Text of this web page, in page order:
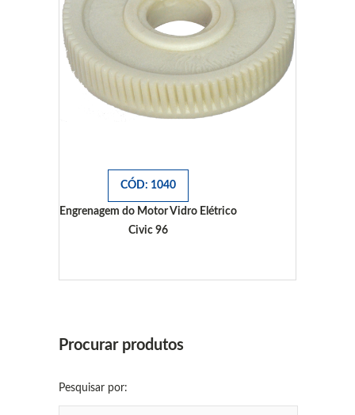
CÓD: 1040
Engrenagem do Motor Vidro Elétrico
Civic 96
Procurar produtos
Pesquisar por: